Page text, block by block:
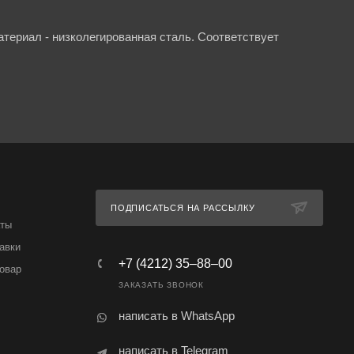
- низколегированная сталь. Соответствует
ПОДПИСАТЬСЯ НА РАССЫЛКУ
+7 (4212) 35‒88‒00
ЗАКАЗАТЬ ЗВОНОК
написать в WhatsApp
написать в Telegram